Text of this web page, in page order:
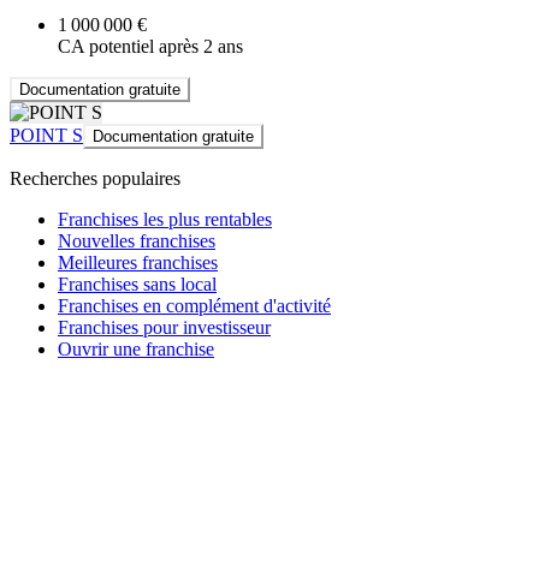
1 000 000 €
CA potentiel après 2 ans
Documentation gratuite
POINT S Documentation gratuite
Recherches populaires
Franchises les plus rentables
Nouvelles franchises
Meilleures franchises
Franchises sans local
Franchises en complément d'activité
Franchises pour investisseur
Ouvrir une franchise